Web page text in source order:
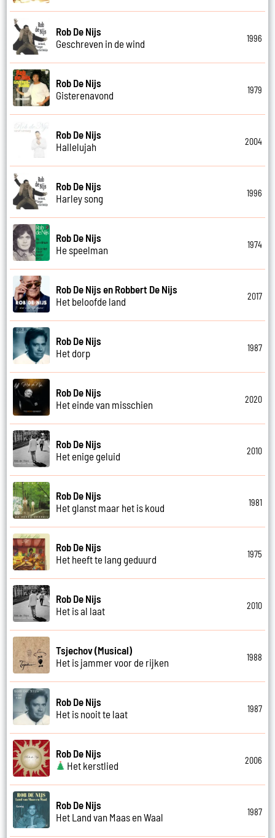
Rob De Nijs
Geschreven in de wind
1996
Rob De Nijs
Gisterenavond
1979
Rob De Nijs
Hallelujah
2004
Rob De Nijs
Harley song
1996
Rob De Nijs
He speelman
1974
Rob De Nijs en Robbert De Nijs
Het beloofde land
2017
Rob De Nijs
Het dorp
1987
Rob De Nijs
Het einde van misschien
2020
Rob De Nijs
Het enige geluid
2010
Rob De Nijs
Het glanst maar het is koud
1981
Rob De Nijs
Het heeft te lang geduurd
1975
Rob De Nijs
Het is al laat
2010
Tsjechov (Musical)
Het is jammer voor de rijken
1988
Rob De Nijs
Het is nooit te laat
1987
Rob De Nijs
Het kerstlied
2006
Rob De Nijs
Het Land van Maas en Waal
1987